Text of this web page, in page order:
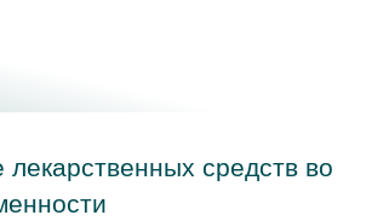
средств во